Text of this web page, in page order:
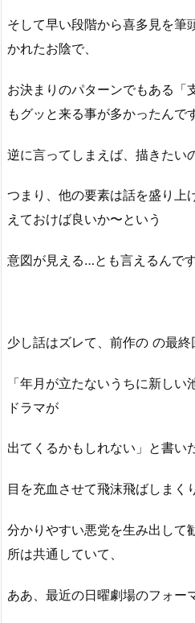
そして早い段階から喜多見を筆
かれたお陰で、
お決まりのパターンでもある「
もグッと来る事が多かったんで
逆に言ってしまえば、描きたい
つまり、他の要素は話を盛り上
えておけば良いか〜という
意図が見える…とも言えるんです
少し話はズレて、前作の の最
「年月が立たないうちに新し
ドラマが
出てくるかもしれない」と書い
目を充血させて飛沫飛ばしまく
分かりやすい悪党を生み出して
所は共通していて、
ああ、最近の日曜劇場のフォー